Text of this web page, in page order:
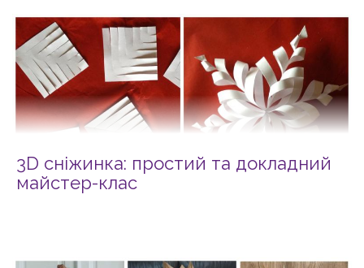
3D сніжинка: простий та докладний
майстер-клас